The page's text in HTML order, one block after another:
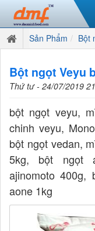
Sản Phẩm Bột
Bột ngọt Veyu
Thứ tư - 24/07/2019
bột ngọt veyu,
chinh veyu,
bột ngọt vedan,
5kg, bột ngọt
ajinomoto 400g,
aone 1kg